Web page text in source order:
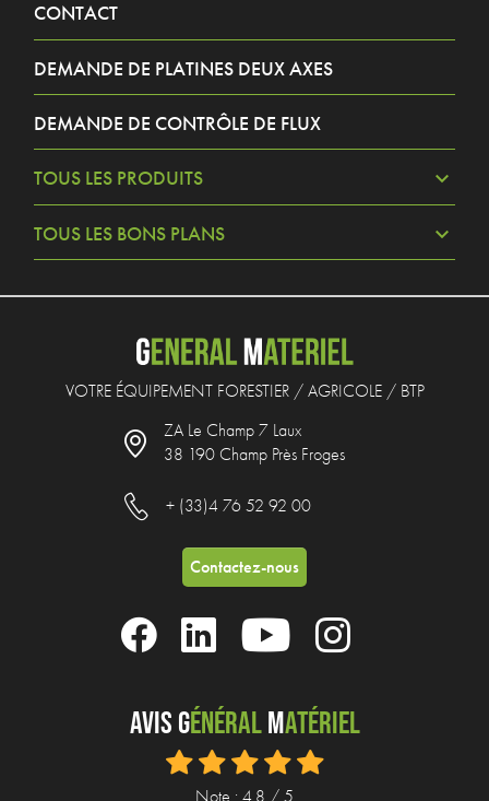
CONTACT
DEMANDE DE PLATINES DEUX AXES
DEMANDE DE CONTRÔLE DE FLUX
TOUS LES PRODUITS
TOUS LES BONS PLANS
VOTRE ÉQUIPEMENT FORESTIER / AGRICOLE / BTP
ZA Le Champ 7 Laux
38 190 Champ Près Froges
+ (33)4 76 52 92 00
Contactez-nous
Avis GénéralMatériel
Note : 4.8 / 5